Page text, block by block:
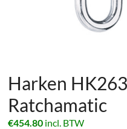
Harken
Ratchamatic
€454.80 incl. BTW